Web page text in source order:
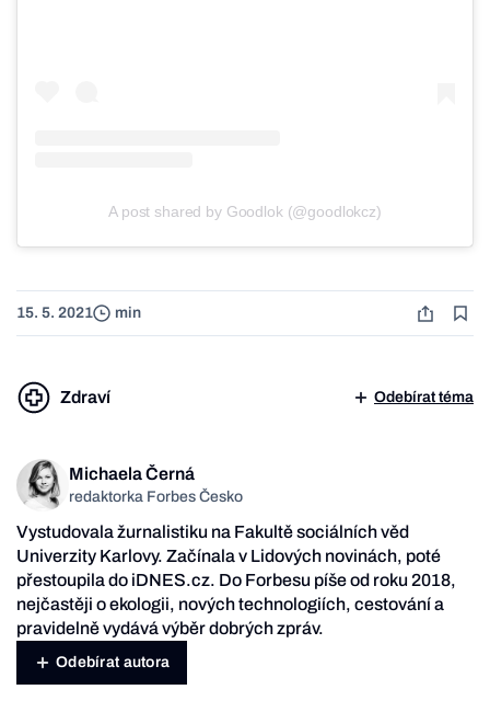
A post shared by Goodlok (@goodlokcz)
15. 5. 2021 min
Zdraví Odebírat téma
Michaela Černá
redaktorka Forbes Česko
Vystudovala žurnalistiku na Fakultě sociálních věd
Univerzity Karlovy. Začínala v Lidových novinách, poté
přestoupila do iDNES.cz. Do Forbesu píše od roku 2018,
nejčastěji o ekologii, nových technologiích, cestování a
pravidelně vydává výběr dobrých zpráv.
Odebírat autora